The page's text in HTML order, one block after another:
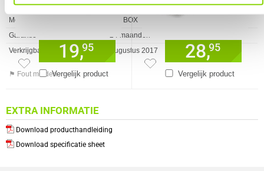
Artikelnr
1708010
Merk
ICY BOX
Garantie
24 maanden
Verkrijgbaar sinds
Augustus 2017
⚑ Fout melden
EXTRA INFORMATIE
Download producthandleiding
Download specificatie sheet
Vergelijk product
19,95
Vergelijk product
28,95